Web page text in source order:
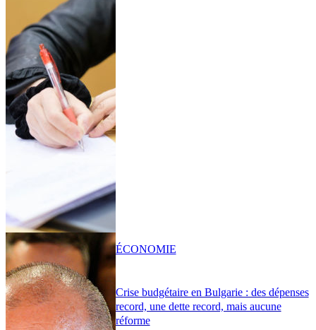
Crise budgétaire en Bulgarie : des dépenses
record, une dette record, mais aucune
réforme
ÉCONOMIE